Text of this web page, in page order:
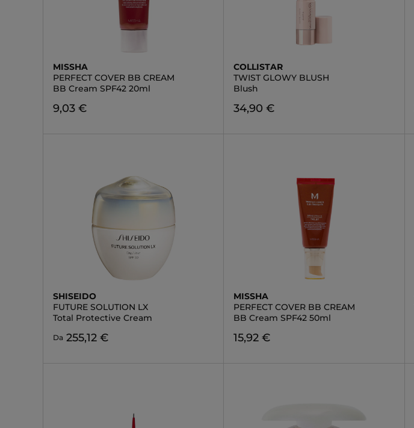
MISSHA
PERFECT COVER BB CREAM
BB Cream SPF42 20ml
9,03 €
COLLISTAR
TWIST GLOWY BLUSH
Blush
34,90 €
SHISEIDO
FUTURE SOLUTION LX
Total Protective Cream
Da 255,12 €
MISSHA
PERFECT COVER BB CREAM
BB Cream SPF42 50ml
15,92 €